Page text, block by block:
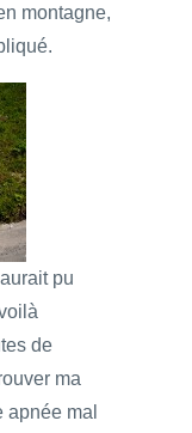
montagne,
pu
de
ma
mal